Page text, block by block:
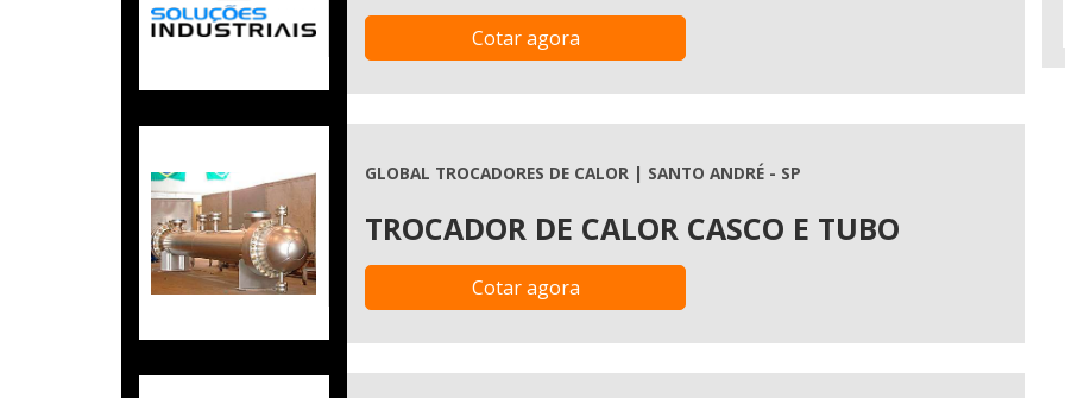
Cotar agora
GLOBAL TROCADORES DE CALOR | SANTO ANDRÉ - SP
TROCADOR DE CALOR CASCO E TUBO
Cotar agora